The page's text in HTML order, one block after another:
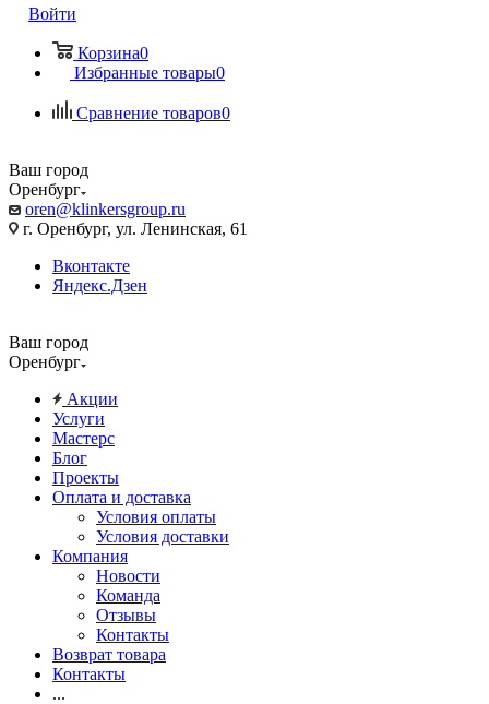
Войти
Корзина0
Избранные товары0
Сравнение товаров0
Ваш город
Оренбург
oren@klinkersgroup.ru
г. Оренбург, ул. Ленинская, 61
Вконтакте
Яндекс.Дзен
Ваш город
Оренбург
Акции
Услуги
Мастерс
Блог
Проекты
Оплата и доставка
Условия оплаты
Условия доставки
Компания
Новости
Команда
Отзывы
Контакты
Возврат товара
Контакты
...